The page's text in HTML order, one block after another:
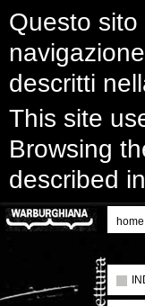
Questo
descritti
This site
Browsing
described
home